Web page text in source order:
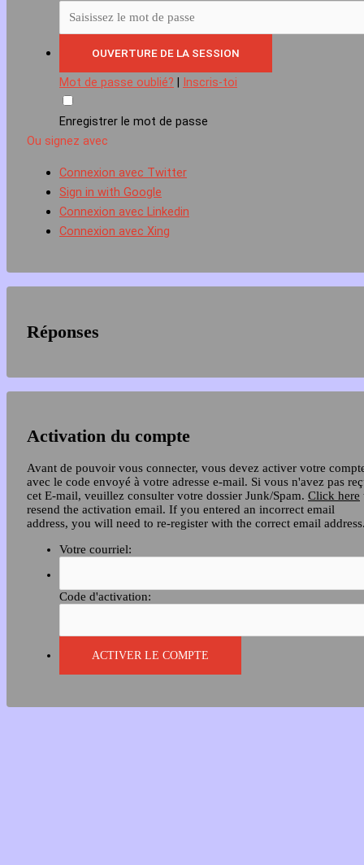
Mot de passe oublié? Inscris-toi
Enregistrer le mot de passe
Ou signez avec
Connexion avec Twitter
Sign in with Google
Connexion avec Linkedin
Connexion avec Xing
Réponses
Activation du compte
Avant de pouvoir vous connecter, vous devez activer votre
avec le code envoyé à votre adresse e-mail. Si vous n'avez pas
cet E-mail, veuillez consulter votre dossier Junk/Spam. Click here
resend the activation email. If you entered an incorrect email
address, you will need to re-register with the correct email
Votre courriel:
Code d'activation: